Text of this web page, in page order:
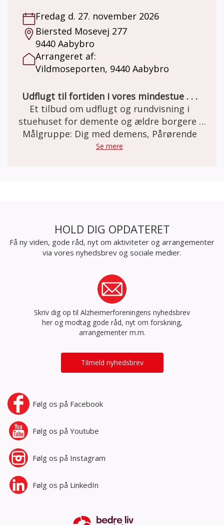
MELSEN Fonden.
Fredag d. 27. november 2026
Biersted Mosevej 277
9440 Aabybro
Arrangeret af:
Vildmoseporten, 9440 Aabybro
Udflugt til fortiden i vores mindestue . . .
Et tilbud om udflugt og rundvisning i
stuehuset for demente og ældre borgere .
Den gamle staldgård er totalrenoveret og
indrettet som besøgs- og oplevelsescenter.
Målgruppe: Dig med demens, Pårørende
Se mere
HOLD DIG OPDATERET
Få ny viden, gode råd, nyt om aktiviteter og arrangementer
via vores nyhedsbrev og sociale medier.
Skriv dig op til Alzheimerforeningens nyhedsbrev
her og modtag gode råd, nyt om forskning,
arrangementer m.m.
Tilmeld nyhedsbrev
Følg os på Facebook
Følg os på Youtube
Følg os på Instagram
Følg os på LinkedIn